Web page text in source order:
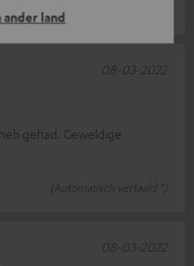
ander land(Automatisch vertaald *)
gehad. Geweldige
(Automatisch vertaald *)
08-03-2022
08-03-2022